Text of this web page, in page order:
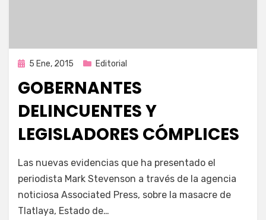
Publicada
5 Ene, 2015 Editorial
GOBERNANTES
DELINCUENTES Y
LEGISLADORES CÓMPLICES
Las nuevas evidencias que ha presentado el
periodista Mark Stevenson a través de la agencia
noticiosa Associated Press, sobre la masacre de
Tlatlaya, Estado de…